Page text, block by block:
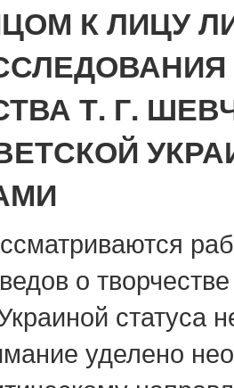
К ЛИЦУ
Т. Г.
о
статуса
уделено